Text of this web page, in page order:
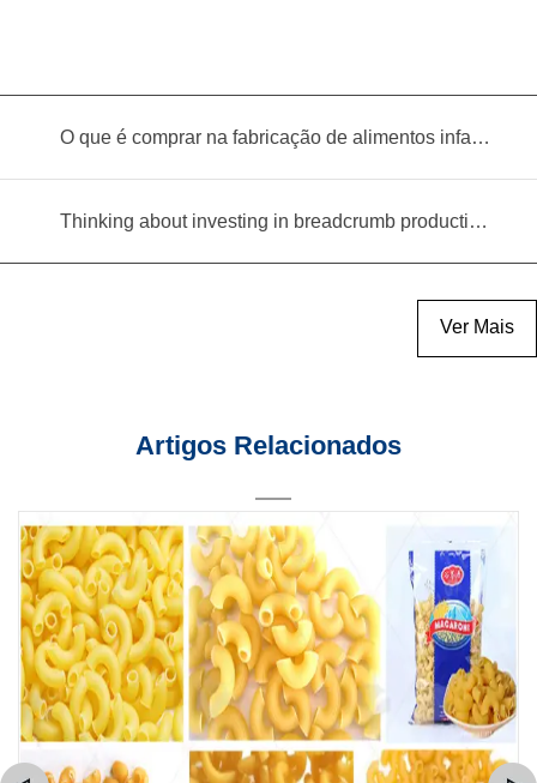
O que é comprar na fabricação de alimentos infantis?
Thinking about investing in breadcrumb production? Read this equipment selection guide before you decide
Ver Mais
Artigos Relacionados